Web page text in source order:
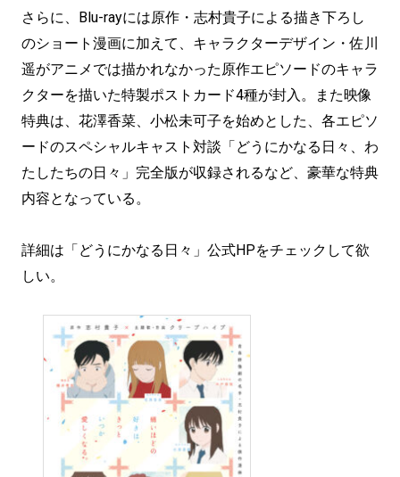
さらに、Blu-rayには原作・志村貴子による描き下ろし
のショート漫画に加えて、キャラクターデザイン・佐川
遥がアニメでは描かれなかった原作エピソードのキャラ
クターを描いた特製ポストカード4種が封入。また映像
特典は、花澤香菜、小松未可子を始めとした、各エピソ
ードのスペシャルキャスト対談「どうにかなる日々、わ
たしたちの日々」完全版が収録されるなど、豪華な特典
内容となっている。
詳細は「どうにかなる日々」公式HPをチェックして欲
しい。